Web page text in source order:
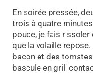
En soirée pressée,
trois à quatre
pouce, je fais rissoler
que la volaille
bacon et des
bascule en grill